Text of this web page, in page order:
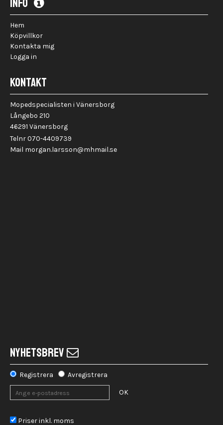
INFO
Hem
Köpvillkor
Kontakta mig
Logga in
KONTAKT
Mopedspecialisten i Vänersborg
Långebo 210
46291 Vänersborg
Telnr 070-4409739
Mail morgan.larsson@mhmail.se
NYHETSBREV
Registrera Avregistrera
OK
Priser inkl. moms